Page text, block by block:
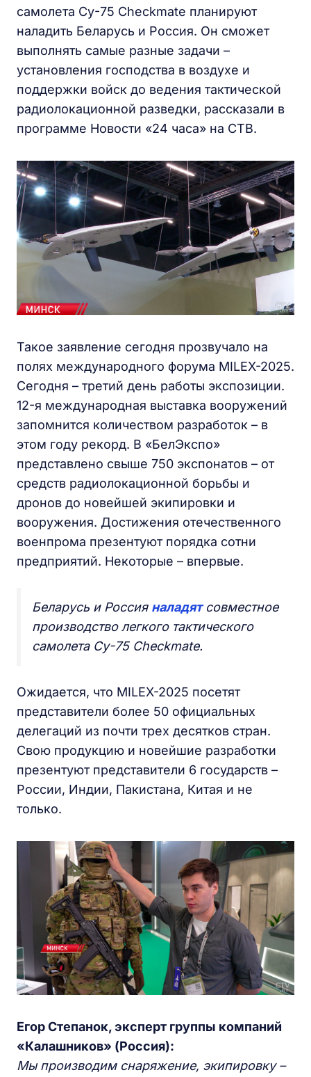
самолета Су-75 Checkmate планируют
наладить Беларусь и Россия. Он сможет
выполнять самые разные задачи –
установления господства в воздухе и
поддержки войск до ведения тактической
радиолокационной разведки, рассказали в
программе Новости «24 часа» на СТВ.
Такое заявление сегодня прозвучало на
полях международного форума MILEX-2025.
Сегодня – третий день работы экспозиции.
12-я международная выставка вооружений
запомнится количеством разработок – в
этом году рекорд. В «БелЭкспо»
представлено свыше 750 экспонатов – от
средств радиолокационной борьбы и
дронов до новейшей экипировки и
вооружения. Достижения отечественного
военпрома презентуют порядка сотни
предприятий. Некоторые – впервые.
Беларусь и Россия наладятсовместное
производство легкого тактического
самолета Су-75 Checkmate.
Ожидается, что MILEX-2025 посетят
представители более 50 официальных
делегаций из почти трех десятков стран.
Свою продукцию и новейшие разработки
презентуют представители 6 государств –
России, Индии, Пакистана, Китая и не
только.
Егор Степанок, эксперт группы компаний
«Калашников» (Россия):
Мы производим снаряжение, экипировку –